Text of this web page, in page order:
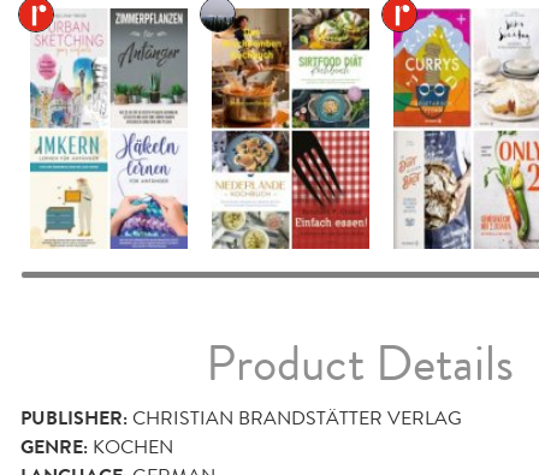
Product Details
PUBLISHER:CHRISTIAN BRANDSTÄTTER VERLAG
GENRE: KOCHEN